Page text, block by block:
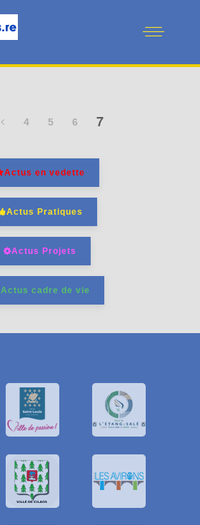
4 5 6 7
Actus en vedette
Actus Pratiques
Actus Projets
Actus cadre de vie